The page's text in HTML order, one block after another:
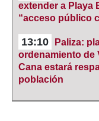
extender a Playa
“acceso público
13:10
Paliza:
ordenamiento de
Cana estará
población